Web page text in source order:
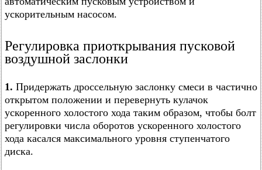
ускорительным насосом.
Регулировка приоткрывания пусковой
воздушной заслонки
1. Придержать дроссельную заслонку смеси в частично
открытом положении и перевернуть кулачок
ускоренного холостого хода таким образом, чтобы болт
регулировки числа оборотов ускоренного холостого
хода касался максимального уровня ступенчатого
диска.